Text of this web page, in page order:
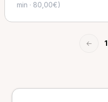
min · 80,00€)
← 1